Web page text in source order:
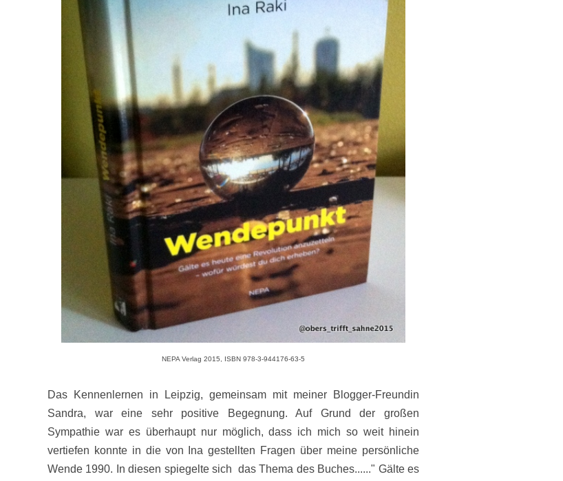
NEPA Verlag 2015, ISBN 978-3-944176-63-5
Das Kennenlernen in Leipzig, gemeinsam mit meiner Blogger-Freundin
Sandra, war eine sehr positive Begegnung. Auf Grund der großen
Sympathie war es überhaupt nur möglich, dass ich mich so weit hinein
vertiefen konnte in die von Ina gestellten Fragen über meine persönliche
Wende 1990. In diesen spiegelte sich das Thema des Buches......" Gälte es